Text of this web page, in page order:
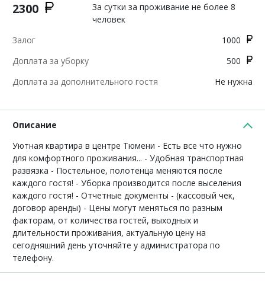
2300
За сутки за проживание не более 8
человек
Залог
1000
Доплата за уборку
500
Доплата за дополнительного гостя
Не нужна
Описание
Уютная квартира в центре Тюмени - Есть все что нужно
для комфортного проживания... - Удобная транспортная
развязка - Постельное, полотенца меняются после
каждого гостя! - Уборка производится после выселения
каждого гостя! - Отчетные документы - (кассовый чек,
договор аренды) - Цены могут меняться по разным
факторам, от количества гостей, выходных и
длительности проживания, актуальную цену на
сегодняшний день уточняйте у администратора по
телефону.